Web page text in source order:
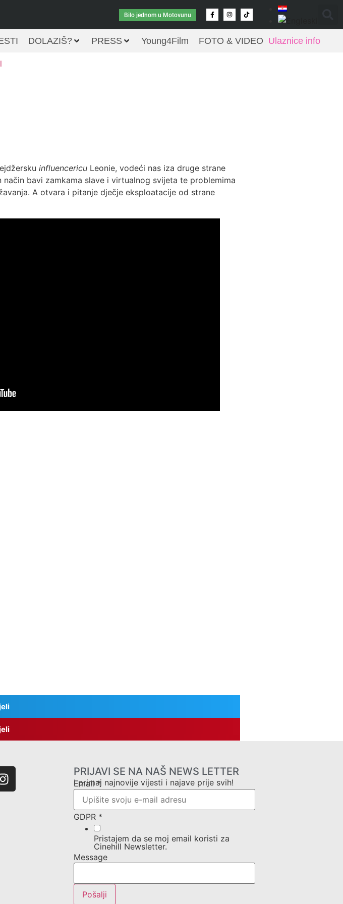
Bilo jednom u Motovunu
DOLAZIŠ? PRESS Young4Film FOTO & VIDEO Ulaznice info
influencericuLeonie, vodeći nas iza druge strane
bavi zamkama slave i virtualnog svijeta te problemima
A otvara i pitanje dječje eksploatacije od strane
PRIJAVI SE NA NAŠ NEWS LETTER
I primaj najnovije vijesti i najave prije svih!
Email*
GDPR *
Pristajem da se moj email koristi za
Cinehill Newsletter.
Message
Pošalji